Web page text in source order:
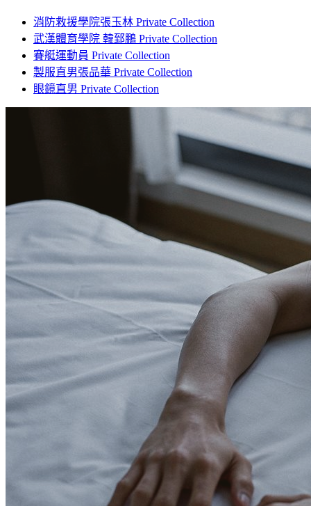
消防救援學院張玉林 Private Collection
武漢體育學院 韓郅鵬 Private Collection
賽艇運動員 Private Collection
製服直男張品華 Private Collection
眼鏡直男 Private Collection